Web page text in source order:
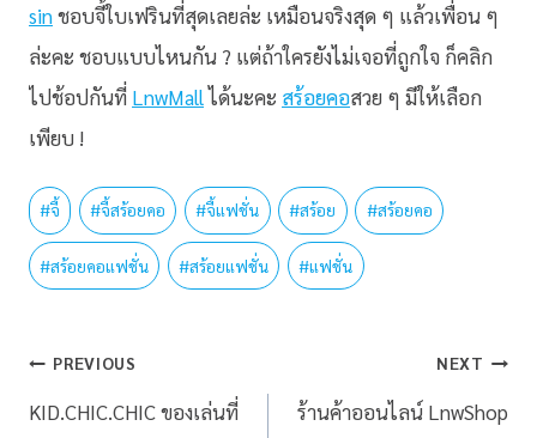
sinชอบจี้ใบเฟรินที่สุดเลยล่ะ เหมือนจริงสุด ๆ แล้วเพื่อน ๆ
ล่ะคะ ชอบแบบไหนกัน ? แต่ถ้าใครยังไม่เจอที่ถูกใจ ก็คลิก
ไปช้อปกันที่ LnwMallได้นะคะ สร้อยคอสวย ๆ มีให้เลือก
เพียบ !
#จี้ #จี้สร้อยคอ #จี้แฟชั่น #สร้อย #สร้อยคอ
#สร้อยคอแฟชั่น #สร้อยแฟชั่น #แฟชั่น
PREVIOUS
KID.CHIC.CHIC ของเล่นที่
NEXT
ร้านค้าออนไลน์ LnwShop